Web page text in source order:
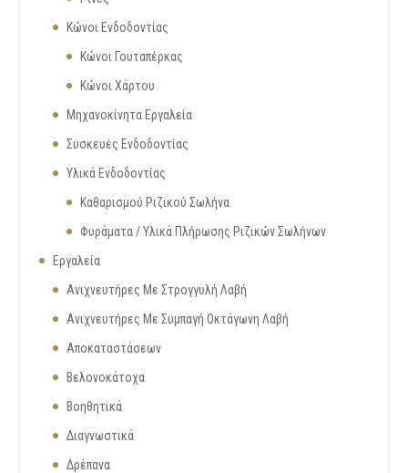
Κώνοι Ενδοδοντίας
Κώνοι Γουταπέρκας
Κώνοι Χάρτου
Μηχανοκίνητα Εργαλεία
Συσκευές Ενδοδοντίας
Υλικά Ενδοδοντίας
Καθαρισμού Ριζικού Σωλήνα
Φυράματα / Υλικά Πλήρωσης Ριζικών Σωλήνων
Εργαλεία
Ανιχνευτήρες Με Στρογγυλή Λαβή
Ανιχνευτήρες Με Συμπαγή Οκτάγωνη Λαβή
Αποκαταστάσεων
Βελονοκάτοχα
Βοηθητικά
Διαγνωστικά
Δρέπανα